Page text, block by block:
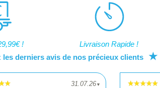
! Livraison Rapide !
les derniers avis de nos précieux clients ★
31.07.26 ▼